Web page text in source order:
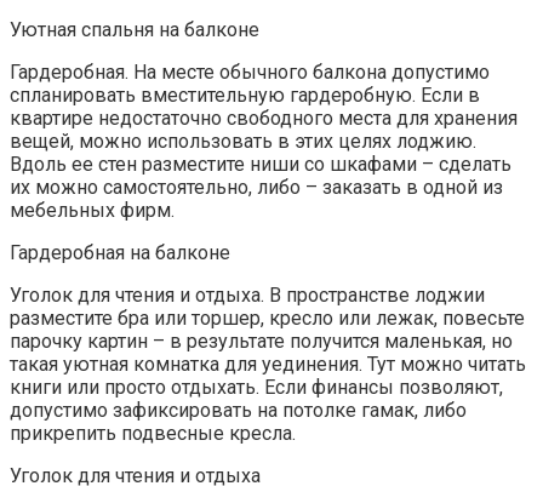
Уютная спальня на балконе
Гардеробная. На месте обычного балкона допустимо
спланировать вместительную гардеробную. Если в
квартире недостаточно свободного места для хранения
вещей, можно использовать в этих целях лоджию.
Вдоль ее стен разместите ниши со шкафами – сделать
их можно самостоятельно, либо – заказать в одной из
мебельных фирм.
Гардеробная на балконе
Уголок для чтения и отдыха. В пространстве лоджии
разместите бра или торшер, кресло или лежак, повесьте
парочку картин – в результате получится маленькая, но
такая уютная комнатка для уединения. Тут можно читать
книги или просто отдыхать. Если финансы позволяют,
допустимо зафиксировать на потолке гамак, либо
прикрепить подвесные кресла.
Уголок для чтения и отдыха